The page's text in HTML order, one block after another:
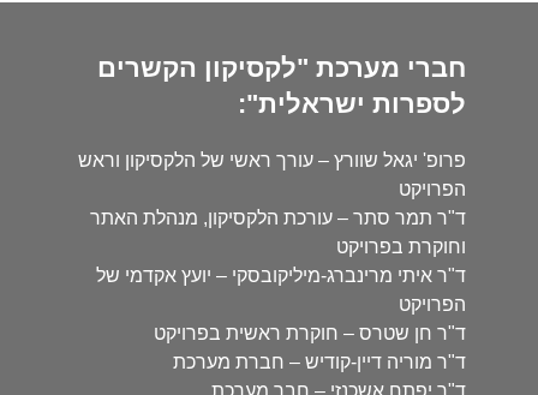
חברי מערכת "לקסיקון הקשרים
לספרות ישראלית":
פרופ' יגאל שוורץ – עורך ראשי של הלקסיקון וראש
הפרויקט
ד"ר תמר סתר – עורכת הלקסיקון, מנהלת האתר
וחוקרת בפרויקט
ד"ר איתי מרינברג-מיליקובסקי – יועץ אקדמי של
הפרויקט
ד"ר חן שטרס – חוקרת ראשית בפרויקט
ד"ר מוריה דיין-קודיש – חברת מערכת
ד"ר יפתח אשכנזי – חבר מערכת